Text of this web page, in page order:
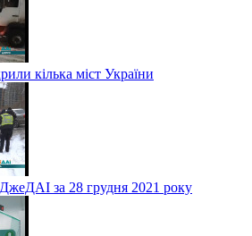
кілька міст України
за 28 грудня 2021 року